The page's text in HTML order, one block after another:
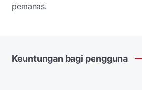
pemanas.
Keuntungan bagi pengguna